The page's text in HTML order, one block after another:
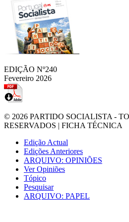
EDIÇÃO Nº240
Fevereiro 2026
© 2026 PARTIDO SOCIALISTA -
RESERVADOS | FICHA TÉCNICA
Edição Actual
Edições Anteriores
ARQUIVO: OPINIÕES
Ver Opiniões
Tópico
Pesquisar
ARQUIVO: PAPEL